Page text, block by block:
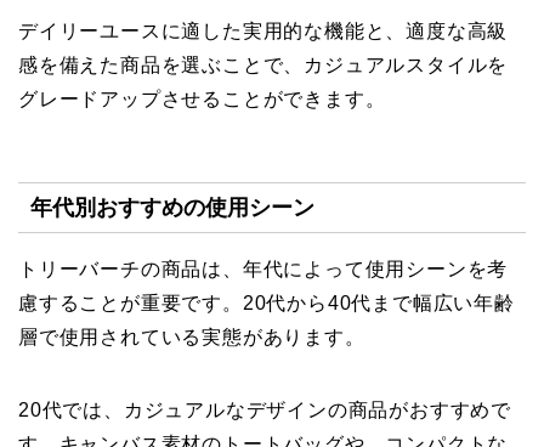
デイリーユースに適した実用的な機能と、適度な高級
感を備えた商品を選ぶことで、カジュアルスタイルを
グレードアップさせることができます。
年代別おすすめの使用シーン
トリーバーチの商品は、年代によって使用シーンを考
慮することが重要です。20代から40代まで幅広い年齢
層で使用されている実態があります。
20代では、カジュアルなデザインの商品がおすすめで